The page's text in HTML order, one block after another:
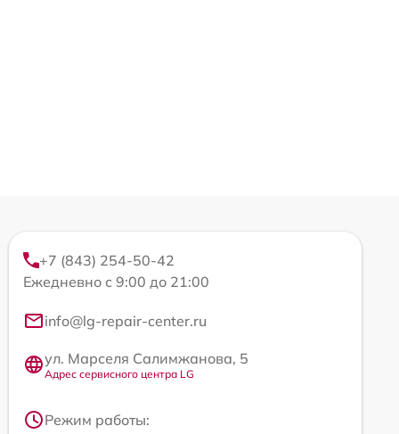
+7 (843) 254-50-42
Ежедневно с 9:00 до 21:00
info@lg-repair-center.ru
ул. Марселя Салимжанова, 5
Адрес сервисного центра LG
Режим работы: